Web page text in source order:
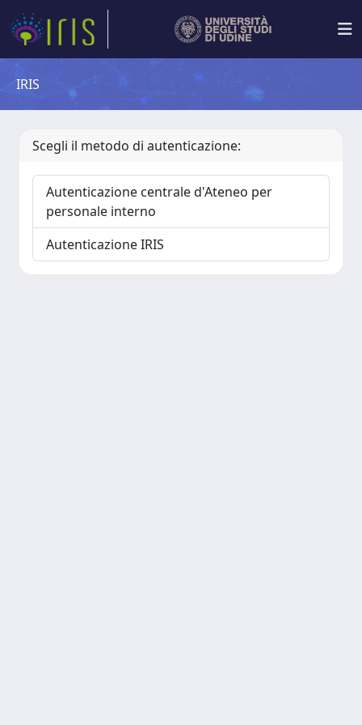
IRIS
Scegli il metodo di autenticazione:
Autenticazione centrale d'Ateneo per
personale interno
Autenticazione IRIS